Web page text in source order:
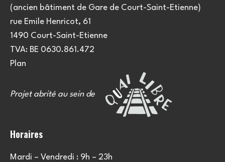
(ancien bâtiment de Gare de Court-Saint-Etienne)
rue Emile Henricot, 61
1490 Court-Saint-Etienne
TVA: BE 0630.861.472
Plan
Projet abrité au sein de
Horaires
Mardi – Vendredi : 9h – 23h